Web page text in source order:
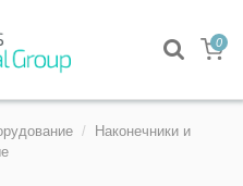
0
Наконечники и